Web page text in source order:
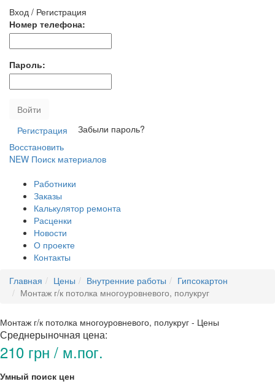
Вход / Регистрация
Номер телефона:
Пароль:
Войти
Регистрация
Забыли пароль?
Восстановить
NEW Поиск материалов
Работники
Заказы
Калькулятор ремонта
Расценки
Новости
О проекте
Контакты
Главная
Цены Внутренние работы
Гипсокартон
Монтаж г/к потолка многоуровневого, полукруг
Монтаж г/к потолка многоуровневого, полукруг - Цены
Среднерыночная цена:
210 грн / м.пог.
Умный поиск цен